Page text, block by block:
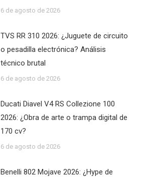
6 de agosto de 2026
TVS RR 310 2026: ¿Juguete de circuito
o pesadilla electrónica? Análisis
técnico brutal
6 de agosto de 2026
Ducati Diavel V4 RS Collezione 100
2026: ¿Obra de arte o trampa digital de
170 cv?
6 de agosto de 2026
Benelli 802 Mojave 2026: ¿Hype de